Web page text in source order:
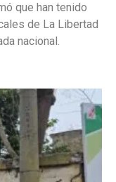
que han tenido
de La Libertad
nacional.